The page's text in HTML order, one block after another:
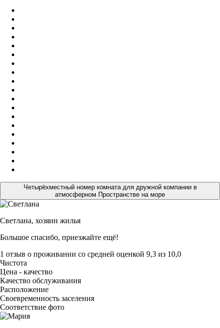
Четырёхместный номер комната для дружной компании в
атмосферном Пространстве на море
Светлана, хозяин жилья
Большое спасибо, приезжайте ещё!
1 отзыв о проживании со средней оценкой 9,3 из 10,0
Чистота
Цена - качество
Качество обслуживания
Расположение
Своевременность заселения
Соответствие фото